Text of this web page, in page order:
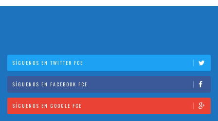
SÍGUENOS EN TWITTER FCE
SÍGUENOS EN FACEBOOK FCE
SÍGUENOS EN GOOGLE FCE